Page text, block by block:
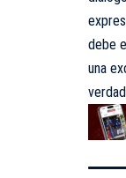
debe
una